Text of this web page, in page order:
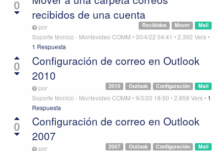
0
recibidos de una cuenta
Mail
Mover
Recibidos
por
Soporte técnico - Montevideo COMM •30/4/22 04:41 •2.392 Vers•
1 Respuesta
0
Configuración de correo en Outlook
2010
Mail
Configuración
Outlook
2010
por
Soporte técnico - Montevideo COMM •9/3/20 18:50 •2.858 Vers• 1
Respuesta
0
Configuración de correo en Outlook
2007
Mail
Configuración
Outlook
2007
por